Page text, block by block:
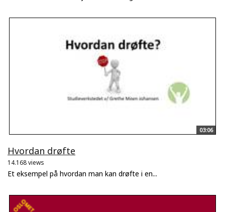
03:06
Hvordan drøfte
14.168 views
Et eksempel på hvordan man kan drøfte i en...